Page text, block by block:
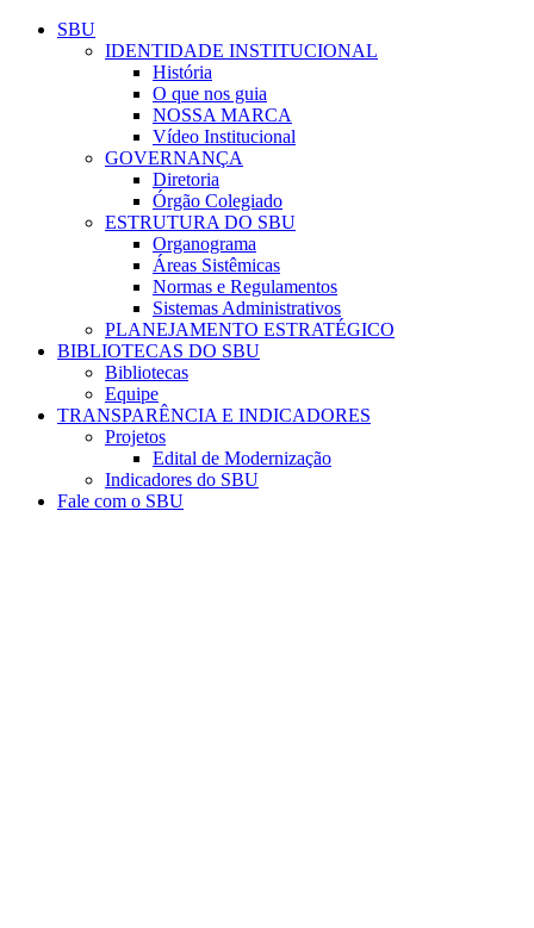
Conteúdo principal
SBU
IDENTIDADE INSTITUCIONAL
História
O que nos guia
NOSSA MARCA
Vídeo Institucional
GOVERNANÇA
Diretoria
Órgão Colegiado
ESTRUTURA DO SBU
Organograma
Áreas Sistêmicas
Normas e Regulamentos
Sistemas Administrativos
PLANEJAMENTO ESTRATÉGICO
BIBLIOTECAS DO SBU
Bibliotecas
Equipe
TRANSPARÊNCIA E INDICADORES
Projetos
Edital de Modernização
Indicadores do SBU
Fale com o SBU